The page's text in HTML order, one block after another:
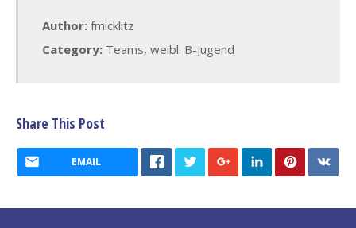
Author: fmicklitz
Category: Teams, weibl. B-Jugend
Share This Post
EMAIL